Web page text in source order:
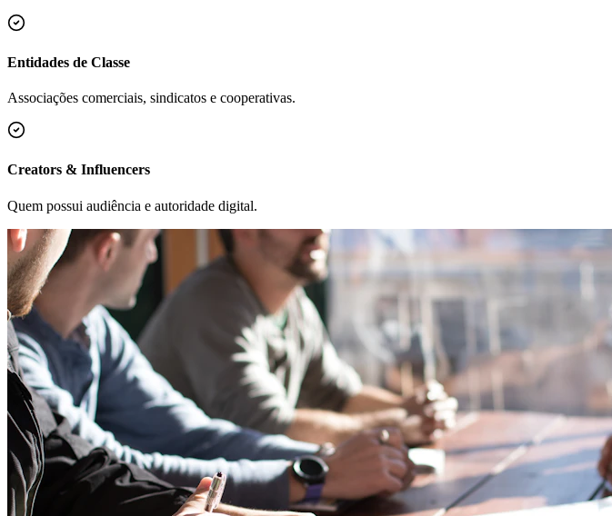
Entidades de Classe
Associações comerciais, sindicatos e cooperativas.
Creators & Influencers
Quem possui audiência e autoridade digital.